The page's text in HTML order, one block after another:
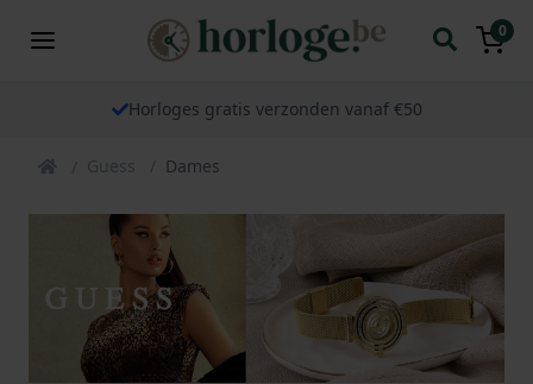
0
Horloges gratis verzonden vanaf €50
Guess Dames